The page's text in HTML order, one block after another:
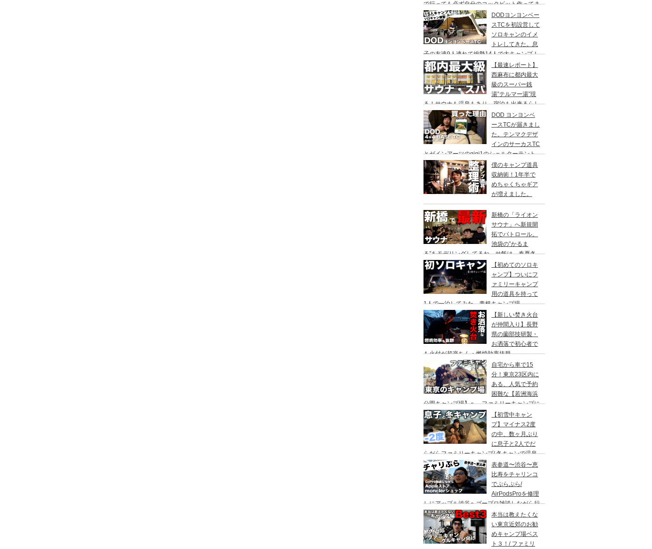
で行っても必ず自分のコックピット作ってま
す♪
DODヨンヨンベー
スTCを初設営して
ソロキャンのイメ
トレしてきた。息
子の友達9人連れて総勢14人で大キャンプ！
めちゃくちゃ疲れたぞ。
【最速レポート】
西麻布に都内最大
級のスーパー銭
湯”テルマー湯”現
る！サウナも温泉もあり、宿泊も出来るらし
い♪
DOD ヨンヨンベ
ースTCが届きまし
た。テンマクデザ
インのサーカスTC
とゼインアーツのgigi1のシェルターテント
と比較検討をし、購入に至った理由。
僕のキャンプ道具
収納術！1年半で
めちゃくちゃギア
が増えました。
新橋の「ライオン
サウナ」へ新規開
拓でパトロール。
池袋の”かるま
る”をモデリングしてるね。サ飯は、春夏冬
にて。
【初めてのソロキ
ャンプ】ついにフ
ァミリーキャンプ
用の道具を持って
1人で一泊してみた。青根キャンプ場
【新しい焚き火台
が仲間入り】長野
県の薗部技研製・
お洒落で初心者で
も火付が超楽ちん・燃焼効率抜群
自宅から車で15
分！東京23区内に
ある、人気で予約
困難な【若洲海浜
公園キャンプ場】へ、ファミリーキャンプに
行ってきた。冬キャンプもキャンプギアを上
手に使えば暖かくて楽しい♪
【初雪中キャン
プ】マイナス2度
の中、数ヶ月ぶり
に息子と2人でだ
らだらファミリーキャンプ/ 冬キャンで温泉
入って焚き火して超絶楽しかった。大野路キ
ャンプ場は結構いいかも
表参道〜渋谷〜恵
比寿をチャリンコ
でぷらぷら/
AirPodsProを修理
しにアップル渋谷へゴープロ雑談しながら行
ってきます。モンクレールの新型ショップも
行ってみました。
本当は教えたくな
い東京近郊のお勧
めキャンプ場ベス
ト３！/ ファミリ